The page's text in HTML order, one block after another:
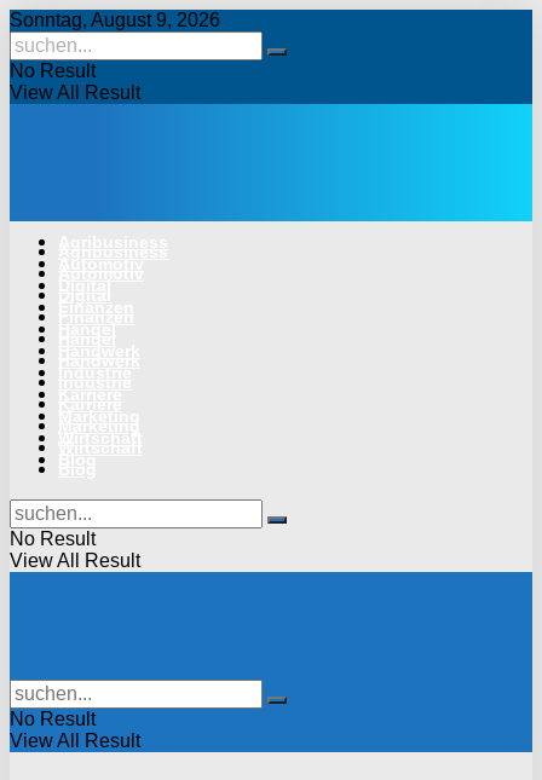
Sonntag, August 9, 2026
No Result
View All Result
No Result
View All Result
No Result
View All Result